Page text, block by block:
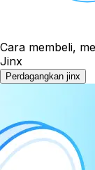
Cara membeli,
Jinx
Perdagangkan jinx